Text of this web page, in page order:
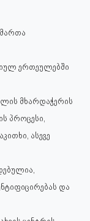
ერთეულებში
მხარდაჭერის
პროცესი,
ასევე
და